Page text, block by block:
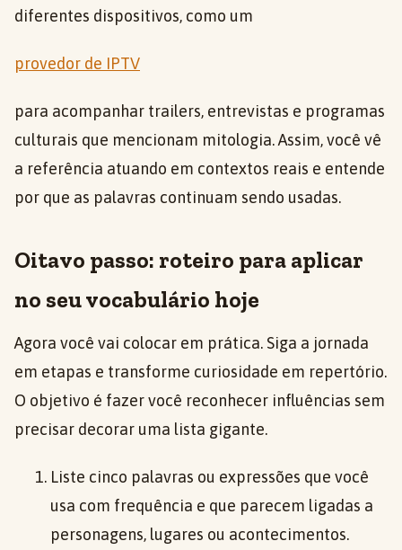
diferentes dispositivos, como um
provedor de IPTV
para acompanhar trailers, entrevistas e programas
culturais que mencionam mitologia. Assim, você vê
a referência atuando em contextos reais e entende
por que as palavras continuam sendo usadas.
Oitavo passo: roteiro para aplicar
no seu vocabulário hoje
Agora você vai colocar em prática. Siga a jornada
em etapas e transforme curiosidade em repertório.
O objetivo é fazer você reconhecer influências sem
precisar decorar uma lista gigante.
Liste cinco palavras ou expressões que você
usa com frequência e que parecem ligadas a
personagens, lugares ou acontecimentos.